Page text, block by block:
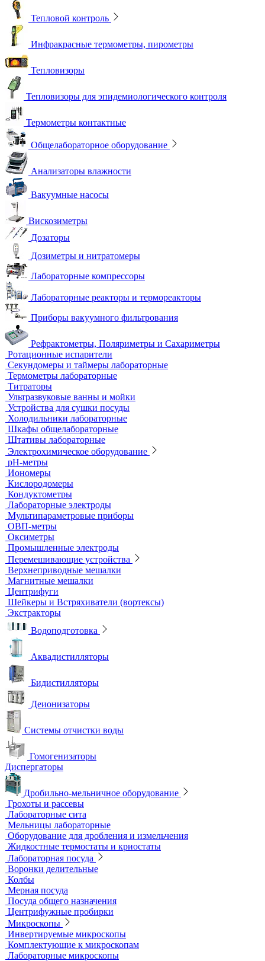
Тепловой контроль
Инфракрасные термометры, пирометры
Тепловизоры
Тепловизоры для эпидемиологического контроля
Термометры контактные
Общелабораторное оборудование
Анализаторы влажности
Вакуумные насосы
Вискозиметры
Дозаторы
Дозиметры и нитратомеры
Лабораторные компрессоры
Лабораторные реакторы и термореакторы
Приборы вакуумного фильтрования
Рефрактометры, Поляриметры и Сахариметры
Ротационные испарители
Секундомеры и таймеры лабораторные
Термометры лабораторные
Титраторы
Ультразвуковые ванны и мойки
Устройства для сушки посуды
Холодильники лабораторные
Шкафы общелабораторные
Штативы лабораторные
Электрохимическое оборудование
pH-метры
Иономеры
Кислородомеры
Кондуктометры
Лабораторные электроды
Мультипараметровые приборы
ОВП-метры
Оксиметры
Промышленные электроды
Перемешивающие устройства
Верхнеприводные мешалки
Магнитные мешалки
Центрифуги
Шейкеры и Встряхиватели (вортексы)
Экстракторы
Водоподготовка
Аквадистилляторы
Деионизаторы
Системы отчистки воды
Диспергаторы
Дробильно-мельничное оборудование
Грохоты и рассевы
Лабораторные сита
Мельницы лабораторные
Оборудование для дробления и измельчения
Жидкостные термостаты и криостаты
Лабораторная посуда
Воронки делительные
Колбы
Мерная посуда
Посуда общего назначения
Центрифужные пробирки
Микроскопы